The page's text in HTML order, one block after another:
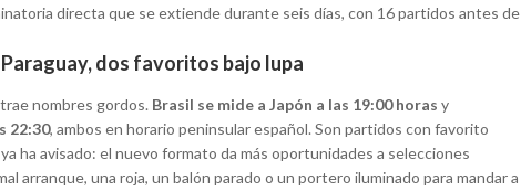
directa que se extiende durante seis días, con 16 partidos antes de
dos favoritos bajo lupa
nombres gordos. Brasil se mide a Japón a las 19:00 horas y
22:30, ambos en horario peninsular español. Son partidos con favorito
ha avisado: el nuevo formato da más oportunidades a selecciones
arranque, una roja, un balón parado o un portero iluminado para mandar a